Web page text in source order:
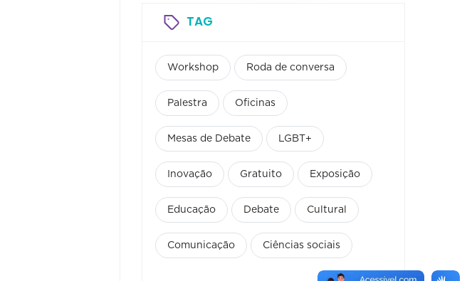
TAG
Workshop Roda de conversa
Palestra Oficinas
Mesas de Debate LGBT+
Inovação Gratuito Exposição
Educação Debate Cultural
Comunicação Ciências sociais